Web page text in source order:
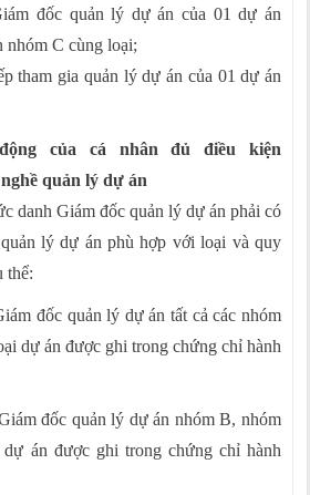
đốc quản lý dự án của 01 dự án
nhóm C cùng loại;
tham gia quản lý dự án của 01 dự án
của cá nhân đủ điều kiện
quản lý dự án
danh Giám đốc quản lý dự án phải có
lý dự án phù hợp với loại và quy
thể:
đốc quản lý dự án tất cả các nhóm
dự án được ghi trong chứng chỉ hành
đốc quản lý dự án nhóm B, nhóm
án được ghi trong chứng chỉ hành